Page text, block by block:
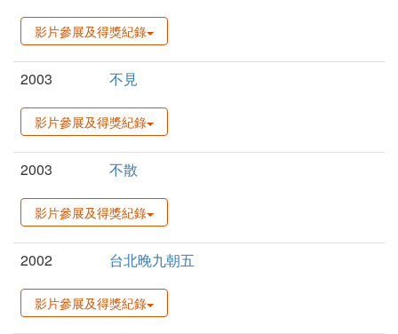
影片參展及得獎紀錄
2003 不見
影片參展及得獎紀錄
2003 不散
影片參展及得獎紀錄
2002 台北晚九朝五
影片參展及得獎紀錄